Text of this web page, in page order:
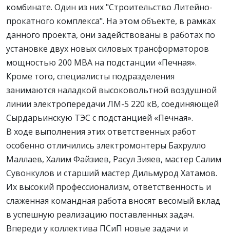
комбинате. Один из них "Строительство Литейно-
прокатного комплекса". На этом объекте, в рамках
данного проекта, они задействованы в работах по
установке двух новых силовых трансформаторов
мощностью 200 МВА на подстанции «Печная».
Кроме того, специалисты подразделения
занимаются наладкой высоковольтной воздушной
линии электропередачи ЛМ-5 220 кВ, соединяющей
Сырдарьинскую ТЭС с подстанцией «Печная».
В ходе выполнения этих ответственных работ
особенно отличились электромонтеры Бахрулло
Маллаев, Халим Файзиев, Расул Зияев, мастер Салим
Сувонкулов и старший мастер Дильмурод Хатамов.
Их высокий профессионализм, ответственность и
слаженная командная работа вносят весомый вклад
в успешную реализацию поставленных задач.
Впереди у коллектива ПСиП новые задачи и